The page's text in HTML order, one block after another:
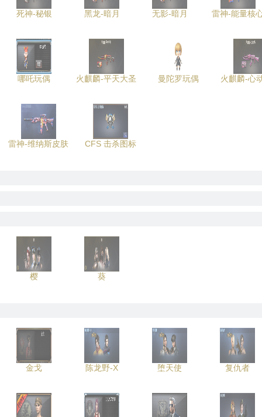
死神-秘银 黑龙-暗月 无影-暗月 雷神-能量核
哪吒玩偶 火麒麟-平天大圣 曼陀罗玩偶 火麒麟-心
雷神-维纳斯皮肤 CFS 击杀图标
樱 葵
金戈 陈龙野-X 堕天使 复仇者